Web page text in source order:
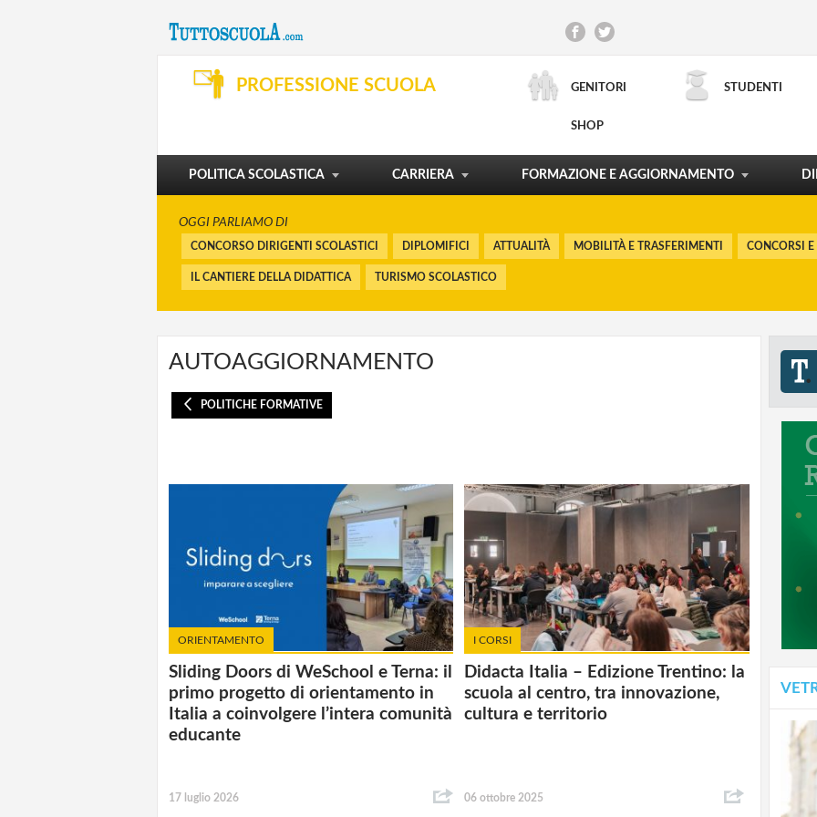
PROFESSIONE SCUOLA GENITORI STUDENTI
SHOP
POLITICA SCOLASTICA MOSTRA TUTTO
CARRIERA
SVILUPPO PROFESSIONALE CONCORSI E RECLUTAMENTO CONTRATTO DI LAVORO
MOSTRA TUTTO
FORMAZIONE E AGGIORNAMENTO
MOSTRA TUTTO
ORGANIZZAZIONE E SERVIZI INCARICHI DI DOCENZA SCUOLA E TERRITORIO
MOSTRA TUTTO
RICERCA AVANZATA
OGGI PARLIAMO DI
CONCORSO DIRIGENTI SCOLASTICI DIPLOMIFICI ATTUALITÀ MOBILITÀ E TRASFERIMENTI CONCORSI E
IL CANTIERE DELLA DIDATTICA TURISMO SCOLASTICO
AUTOAGGIORNAMENTO
POLITICHE FORMATIVE
ORIENTAMENTO
Sliding Doors di WeSchool e Terna: il
primo progetto di orientamento in
Italia a coinvolgere l’intera comunità
educante
17 luglio 2026
I CORSI
Didacta Italia – Edizione Trentino: la
scuola al centro, tra innovazione,
cultura e territorio
06 ottobre 2025